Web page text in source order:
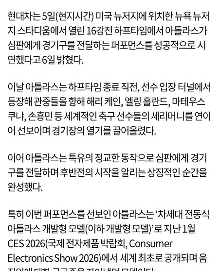
현대차는 5일(현지시간) 미국 뉴저지에 위치한 뉴욕 뉴저
지 스타디움에서 열린 16강전 하프타임에서 아틀라스가
심판에게 경기구를 전달하는 퍼포먼스를 성공적으로 시
연했다고 6일 밝혔다.
이날 아틀라스는 하프타임 종료 직전, 선수 입장 터널에서
등장해 관중들을 향해 해리 케인, 엘링 홀란드, 마테우스
쿠냐, 손흥민 등 세계적인 축구 선수들의 세리머니를 연이
어 선보이며 경기장의 열기를 끌어올렸다.
이어 아틀라스는 특유의 정교한 동작으로 심판에게 경기
구를 전달하며 후반전의 시작을 알리는 상징적인 순간을
완성했다.
특히 이번 퍼포먼스를 선보인 아틀라스는 ‘차세대 전동식
아틀라스 개발형 모델(이하 개발형 모델)’로 지난 1월
CES 2026(국제 전자제품 박람회, Consumer
Electronics Show 2026)에서 세계 최초로 공개되며 움